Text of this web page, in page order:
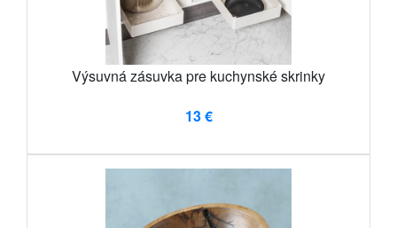
Výsuvná zásuvka pre kuchynské skrinky
13 €